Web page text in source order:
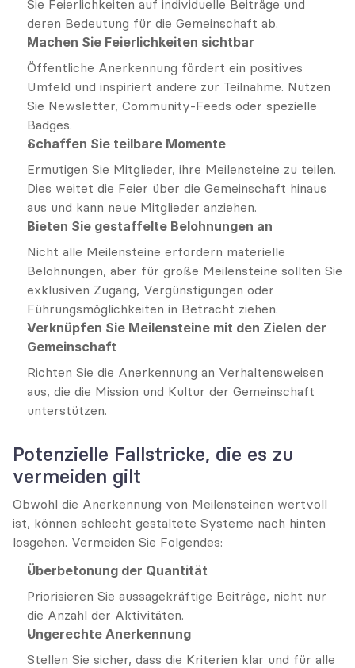
Sie Feierlichkeiten auf individuelle Beiträge und
deren Bedeutung für die Gemeinschaft ab.
Machen Sie Feierlichkeiten sichtbar
Öffentliche Anerkennung fördert ein positives
Umfeld und inspiriert andere zur Teilnahme. Nutzen
Sie Newsletter, Community-Feeds oder spezielle
Badges.
Schaffen Sie teilbare Momente
Ermutigen Sie Mitglieder, ihre Meilensteine zu teilen.
Dies weitet die Feier über die Gemeinschaft hinaus
aus und kann neue Mitglieder anziehen.
Bieten Sie gestaffelte Belohnungen an
Nicht alle Meilensteine erfordern materielle
Belohnungen, aber für große Meilensteine sollten Sie
exklusiven Zugang, Vergünstigungen oder
Führungsmöglichkeiten in Betracht ziehen.
Verknüpfen Sie Meilensteine mit den Zielen der
Gemeinschaft
Richten Sie die Anerkennung an Verhaltensweisen
aus, die die Mission und Kultur der Gemeinschaft
unterstützen.
Potenzielle Fallstricke, die es zu
vermeiden gilt
Obwohl die Anerkennung von Meilensteinen wertvoll
ist, können schlecht gestaltete Systeme nach hinten
losgehen. Vermeiden Sie Folgendes:
Überbetonung der Quantität
Priorisieren Sie aussagekräftige Beiträge, nicht nur
die Anzahl der Aktivitäten.
Ungerechte Anerkennung
Stellen Sie sicher, dass die Kriterien klar und für alle